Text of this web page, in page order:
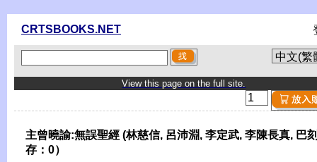
CRTSBOOKS.NET
View this page on the full site.
主曾曉諭:無誤聖經 (林慈信, 呂沛淵, 李定武, 李陳長真, 巴
存：0）